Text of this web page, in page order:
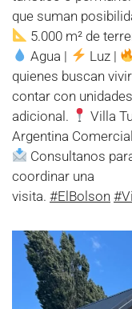
que suman
5.000 m² de
Agua |
Luz |
quienes buscan
contar con
adicional.
Villa
Argentina
Consultanos
coordinar una
visita. #ElBolson